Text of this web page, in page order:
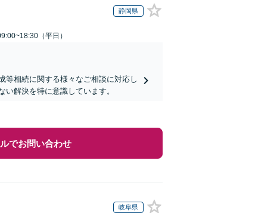
静岡県
（平日）
等相続に関する様々なご相談に対応し
解決を特に意識しています。
でお問い合わせ
岐阜県